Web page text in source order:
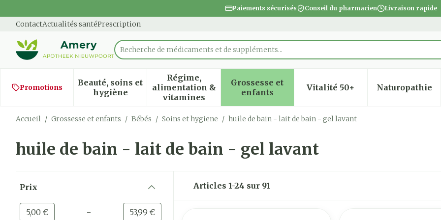
Paiements sécurisés Conseil du pharmacien Livraison rapide
ContactActualités santéPrescription
Rechercher
Recherche de médicamen
Promotions
Beauté, soins et
hygièneAfficher le sous-menu pour la catégorie Beauté, soins et hygiène
Régime,
alimentation &
vitamines
Afficher le sous-menu pour la catégorie Régime,
Grossesse et
enfantsAfficher le sous-menu pour la catégorie
Vitalité 50+Afficher le sous-menu
Naturopathie
Afficher
Accueil / Grossesse et enfants / Bébés / Soins et hygiene / huile de bain - lait de bain - gel lavant
huile de bain - lait de bain - gel lavant
Prix
Valeur minimale
5,00 € - Valeur maximale
53,99 €
Articles 1-24 sur 91